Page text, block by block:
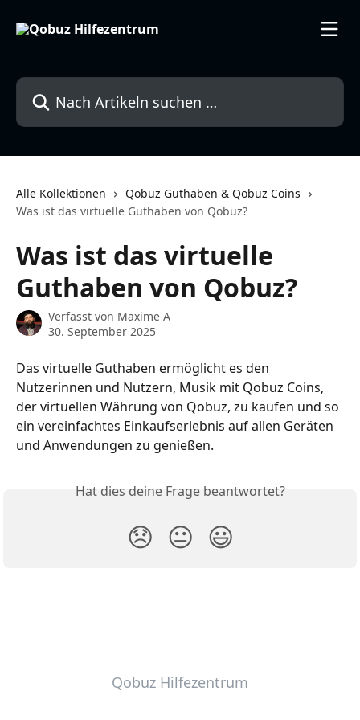
Nach Artikeln suchen …
Alle Kollektionen
Qobuz Guthaben & Qobuz Coins
Was ist das virtuelle Guthaben von Qobuz?
Was ist das virtuelle
Guthaben von Qobuz?
Verfasst von Maxime A
30. September 2025
Das virtuelle Guthaben ermöglicht es den
Nutzerinnen und Nutzern, Musik mit Qobuz Coins,
der virtuellen Währung von Qobuz, zu kaufen und so
ein vereinfachtes Einkaufserlebnis auf allen Geräten
und Anwendungen zu genießen.
Hat dies deine Frage beantwortet?
😞 😐 😃
Qobuz Hilfezentrum